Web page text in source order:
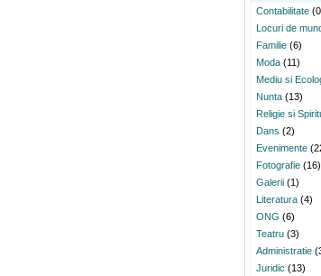
Contabilitate
Locuri de
Familie (6)
Moda (11)
Mediu si
Nunta (13)
Religie si
Dans (2)
Evenimente
Fotografie (16)
Galerii (1)
Literatura (4)
ONG (6)
Teatru (3)
Administratie
Juridic (13)